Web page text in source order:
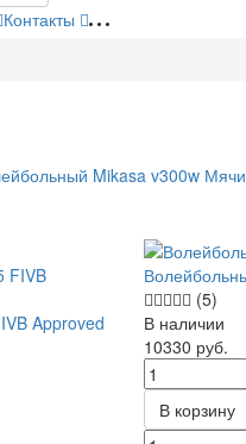
Контакты
Mikasa v300w
Approved
(5)
В наличии
10330 руб.
В корзину